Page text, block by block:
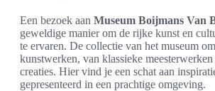
Een bezoek aan Museum Boijmans Van
geweldige manier om de rijke kunst en
te ervaren. De collectie van het museum
kunstwerken, van klassieke meesterwerken
creaties. Hier vind je een schat aan
gepresenteerd in een prachtige omgeving.